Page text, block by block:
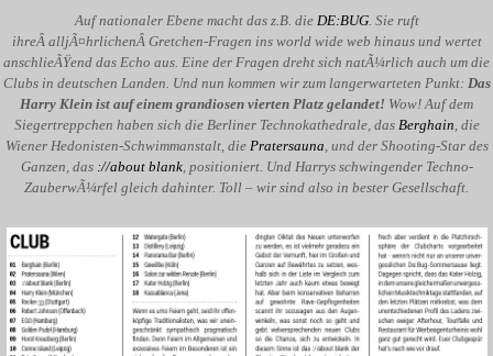
Auf nationaler Ebene macht das z.B. die DE:BUG. Sie ruft
ihreÂ alljÃ¤hrlichenÂ Gretchen-Fragen ins world wide web hinaus und wertet
anschlieÃŸend das Echo aus. Eine der Fragen dreht sich natÃ¼rlich auch um die
Clubs in deutschen Landen. Und nun kommen wir zum langerwarteten Punkt: Das
Harry Klein ist auf einem grandiosen vierten Platz gelandet! Wow! Auf dem
Siegertreppchen haben sich die Berliner Technokathedrale, das Berghain , die
Wiener Hedonisten-Schwimmanstalt, die Pratersauna , und der Shooting-Star des
Ganzen, das ://about blank, positioniert. Und Harrys schwingender Techno-
ZauberwÃ¼rfel gleich dahinter. Toll – wir sind also in bester Gesellschaft.